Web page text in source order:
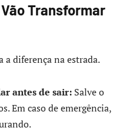
Transformar
a diferença na estrada.
antes de sair: Salve o
Em caso de emergência,